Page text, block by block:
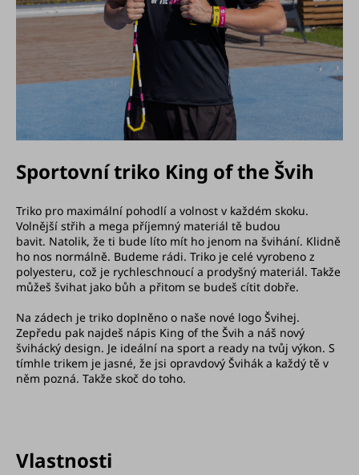
Sportovní triko King of the Švih
Triko pro maximální pohodlí a volnost v každém skoku.
Volnější střih a mega příjemný materiál tě budou
bavit. Natolik, že ti bude líto mít ho jenom na švihání. Klidně
ho nos normálně. Budeme rádi. Triko je celé vyrobeno z
polyesteru, což je rychleschnoucí a prodyšný materiál. Takže
můžeš švihat jako bůh a přitom se budeš cítit dobře.
Na zádech je triko doplněno o naše nové logo Švihej.
Zepředu pak najdeš nápis King of the Švih a náš nový
švihácký design. Je ideální na sport a ready na tvůj výkon. S
tímhle trikem je jasné, že jsi opravdový Švihák a každý tě v
něm pozná. Takže skoč do toho.
Vlastnosti